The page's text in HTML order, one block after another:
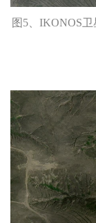
图5、IKONOS